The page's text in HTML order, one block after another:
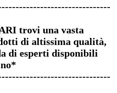
trovi una vasta
di altissima qualità,
di esperti disponibili